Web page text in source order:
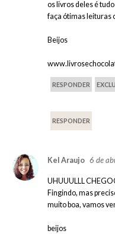
os livros deles é
faça ótimas leituras
Beijos
RESPONDER
RESPONDER
Kel Araujo 6 de
UHUUULLL
Fingindo, mas
muito boa, vamos
beijos